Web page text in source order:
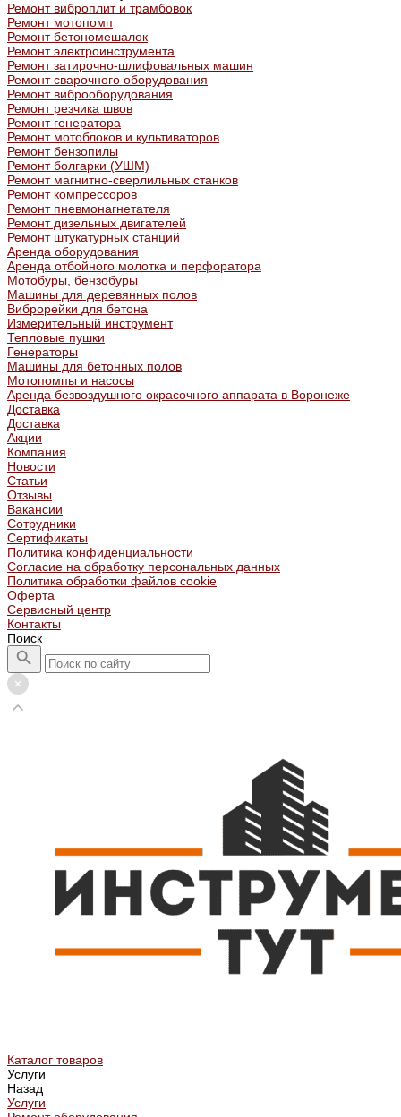
Ремонт виброплит и трамбовок
Ремонт мотопомп
Ремонт бетономешалок
Ремонт электроинструмента
Ремонт затирочно-шлифовальных машин
Ремонт сварочного оборудования
Ремонт виброоборудования
Ремонт резчика швов
Ремонт генератора
Ремонт мотоблоков и культиваторов
Ремонт бензопилы
Ремонт болгарки (УШМ)
Ремонт магнитно-сверлильных станков
Ремонт компрессоров
Ремонт пневмонагнетателя
Ремонт дизельных двигателей
Ремонт штукатурных станций
Аренда оборудования
Аренда отбойного молотка и перфоратора
Мотобуры, бензобуры
Машины для деревянных полов
Виброрейки для бетона
Измерительный инструмент
Тепловые пушки
Генераторы
Машины для бетонных полов
Мотопомпы и насосы
Аренда безвоздушного окрасочного аппарата в Воронеже
Доставка
Доставка
Акции
Компания
Новости
Статьи
Отзывы
Вакансии
Сотрудники
Сертификаты
Политика конфиденциальности
Согласие на обработку персональных данных
Политика обработки файлов cookie
Оферта
Сервисный центр
Контакты
Поиск
Каталог товаров
Услуги
Назад
Услуги